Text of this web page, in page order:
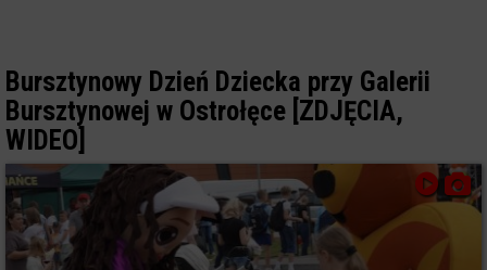
Bursztynowy Dzień Dziecka przy Galerii
Bursztynowej w Ostrołęce [ZDJĘCIA,
WIDEO]